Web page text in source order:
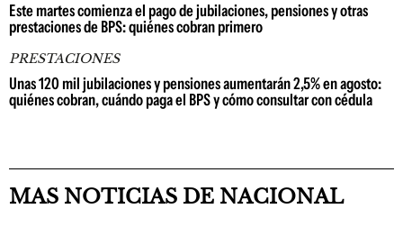
Este martes comienza el pago de jubilaciones, pensiones y otras
prestaciones de BPS: quiénes cobran primero
PRESTACIONES
Unas 120 mil jubilaciones y pensiones aumentarán 2,5% en agosto:
quiénes cobran, cuándo paga el BPS y cómo consultar con cédula
MAS NOTICIAS DE NACIONAL